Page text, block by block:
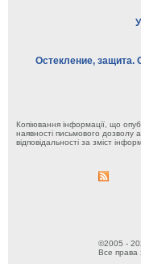
Остекление, защита.
Копіювання інформації, що
наявності письмового дозволу
відповідальності за зміст
©2005 -
Все